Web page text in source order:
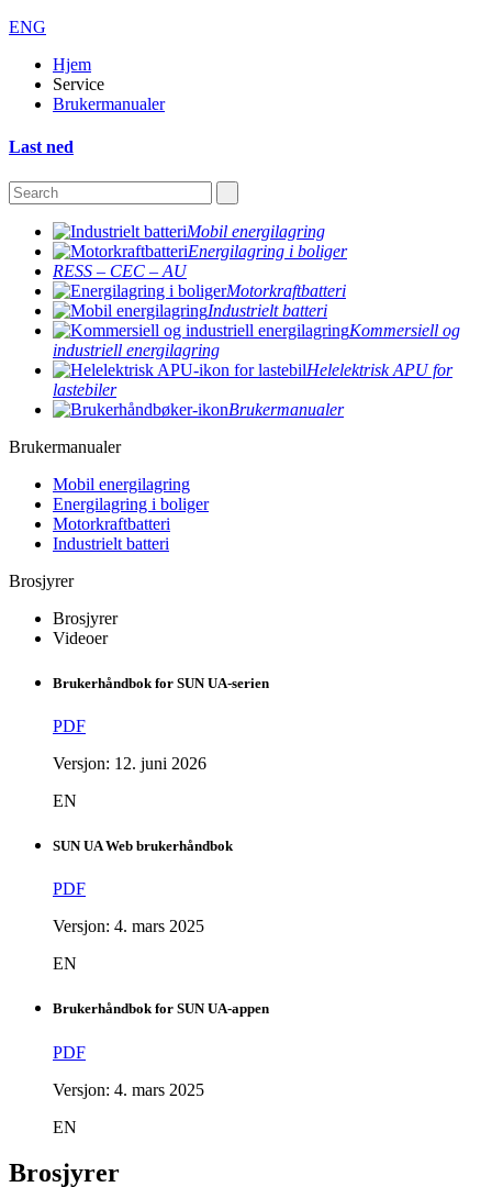
ENG
Hjem
Service
Brukermanualer
Last ned
Mobil energilagring
Energilagring i boliger
RESS – CEC – AU
Motorkraftbatteri
Industrielt batteri
Kommersiell og
industriell energilagring
Helelektrisk APU for
lastebiler
Brukermanualer
Brukermanualer
Mobil energilagring
Energilagring i boliger
Motorkraftbatteri
Industrielt batteri
Brosjyrer
Brosjyrer
Videoer
Brukerhåndbok for SUN UA-serien
PDF
Versjon: 12. juni 2026
EN
SUN UA Web brukerhåndbok
PDF
Versjon: 4. mars 2025
EN
Brukerhåndbok for SUN UA-appen
PDF
Versjon: 4. mars 2025
EN
Brosjyrer